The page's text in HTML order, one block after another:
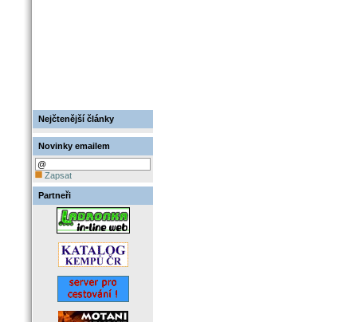
Nejčtenější články
Novinky emailem
Zapsat
Partneři